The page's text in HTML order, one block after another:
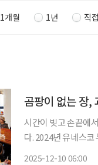
1개월 1년 직
곰팡이 없는 장,
시간이 빚고 손끝에
다. 2024년 유네스코
2025-12-10 06:00